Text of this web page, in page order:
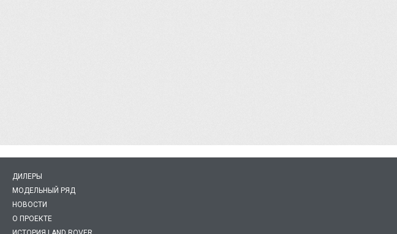
ДИЛЕРЫ
МОДЕЛЬНЫЙ РЯД
НОВОСТИ
О ПРОЕКТЕ